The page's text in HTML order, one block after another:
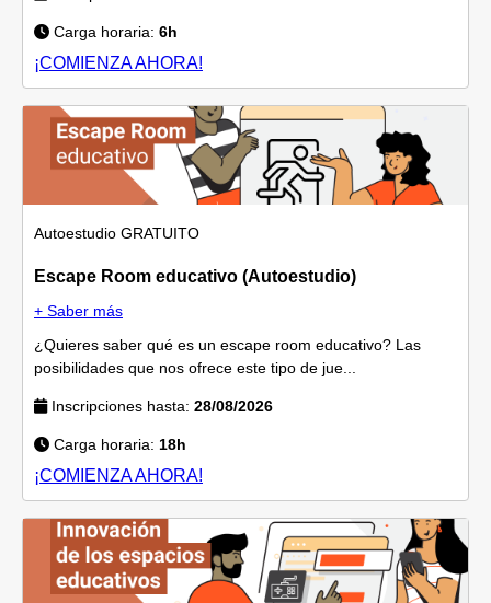
Carga horaria: 6h
¡COMIENZA AHORA!
Autoestudio GRATUITO
Escape Room educativo (Autoestudio)
+ Saber más
¿Quieres saber qué es un escape room educativo? Las
posibilidades que nos ofrece este tipo de jue...
Inscripciones hasta: 28/08/2026
Carga horaria: 18h
¡COMIENZA AHORA!